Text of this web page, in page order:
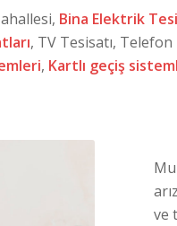
Bina Elektrik
, TV Tesisatı,
, Kartlı geçiş
ve